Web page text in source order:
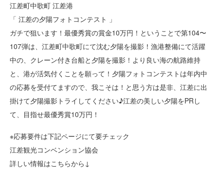
江差町中歌町 江差港
「 江差の夕陽フォトコンテスト 」
ガチで狙います！最優秀賞の賞金10万円！ということで第104〜
107弾は、江差町中歌町にて沈む夕陽を撮影！漁港整備にて活躍
中の、クレーン付き台船と夕陽を撮影！より良い海の航路維持
と、港が活気付くことを願って！夕陽フォトコンテストは年内中
の応募を受付てますので、我こそは！と思う方は是非、江差に出
掛けて夕陽撮影トライしてください♪江差の美しい夕陽をPRし
て、目指せ最優秀賞10万円！
※応募要件は下記ページにて要チェック
江差観光コンベンション協会
詳しい情報はこちらから↓